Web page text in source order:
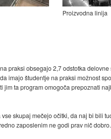
Proizvodna linija
praksi obsegajo 2,7 odstotka
imajo študentje na praksi možnost
ta program omogoča prepoznati
skupaj mečejo očitki, da naj bi bili
zaposlenim ne godi prav nič dobro.